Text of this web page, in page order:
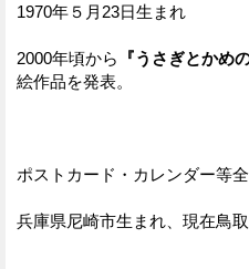
1970年５月23日生まれ
2000年頃から 『うさぎとかめ
絵作品を発表。
ポストカード・カレンダー等全
兵庫県尼崎市生まれ、現在鳥取